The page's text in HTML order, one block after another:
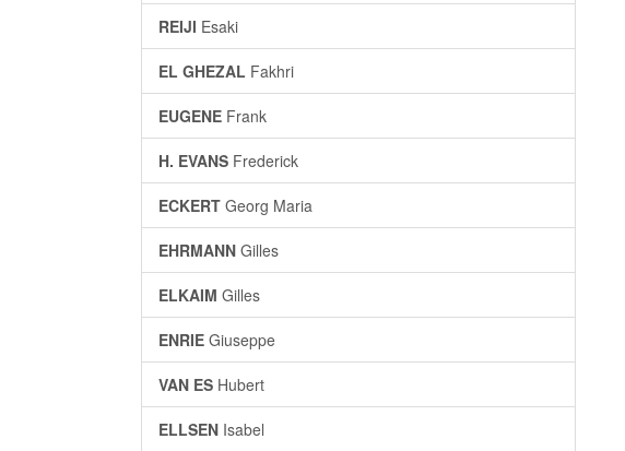
REIJI Esaki
EL GHEZAL Fakhri
EUGENE Frank
H. EVANS Frederick
ECKERT Georg Maria
EHRMANN Gilles
ELKAIM Gilles
ENRIE Giuseppe
VAN ES Hubert
ELLSEN Isabel